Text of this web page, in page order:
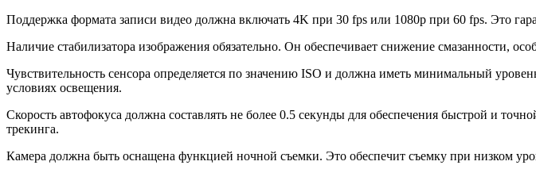
Поддержка формата записи видео должна включать 4K при 30 fps или 1080p при 60 fps. Это
Наличие стабилизатора изображения обязательно. Он обеспечивает снижение смазанности,
Чувствительность сенсора определяется по значению ISO и должна иметь минимальный
условиях освещения.
Скорость автофокуса должна составлять не более 0.5 секунды для обеспечения быстрой и
трекинга.
Камера должна быть оснащена функцией ночной съемки. Это обеспечит съемку при низком